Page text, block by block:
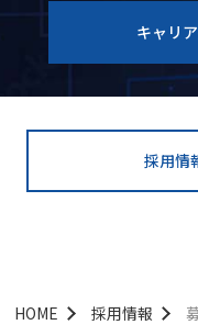
キャリ
採用情
HOME 採用情報